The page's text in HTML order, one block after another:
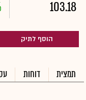
103.18
הוסף לתיק
תמצית דוחות